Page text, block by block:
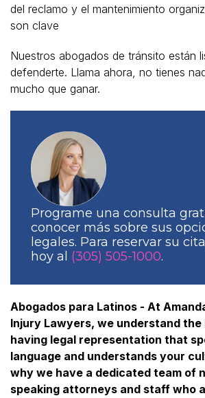
del reclamo y el mantenimiento
son clave
​Nuestros abogados de tránsito están
defenderte. Llama ahora, no tienes
mucho que ganar.
Programe una consulta
conocer más sobre sus
legales. Para reservar su
hoy al (305) 505-1000.
Abogados para Latinos - At
Injury Lawyers, we understand
having legal representation that
language and understands your
why we have a dedicated team of
speaking attorneys and staff who